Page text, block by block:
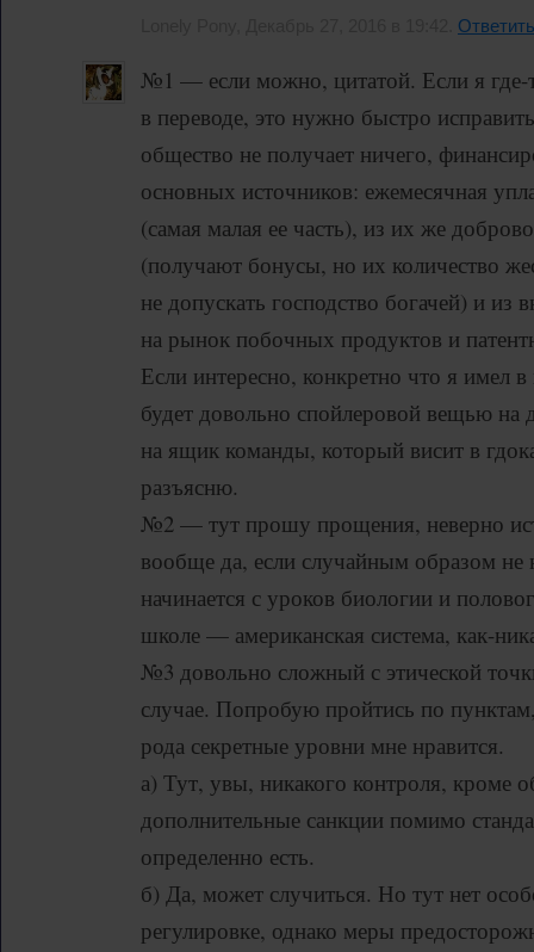
Ответить
№1 — если можно, цитатой. Если я где-
в переводе, это нужно быстро
общество не получает ничего,
основных источников: ежемесячная
(самая малая ее часть), из их же
(получают бонусы, но их количество
не допускать господство богачей) и из
на рынок побочных продуктов и
Если интересно, конкретно что я имел
будет довольно спойлеровой вещью
на ящик команды, который висит в
разъясню.
№2 — тут прошу прощения, неверно
вообще да, если случайным образом не
начинается с уроков биологии и
школе — американская система, как-
№3 довольно сложный с этической
случае. Попробую пройтись по
рода секретные уровни мне нравится.
а) Тут, увы, никакого контроля, кроме
дополнительные санкции помимо
определенно есть.
б) Да, может случиться. Но тут нет
регулировке, однако меры